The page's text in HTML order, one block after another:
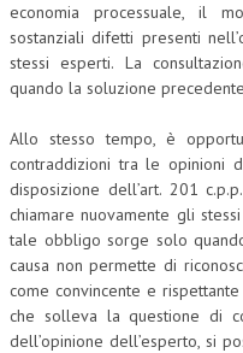
economia processuale, il
sostanziali difetti presenti
stessi esperti. La
quando la soluzione
Allo stesso tempo, è
contraddizioni tra le opinioni
disposizione dell’art. 201
chiamare nuovamente gli
tale obbligo sorge solo
causa non permette di
come convincente e
che solleva la questione di
dell’opinione dell’esperto, si